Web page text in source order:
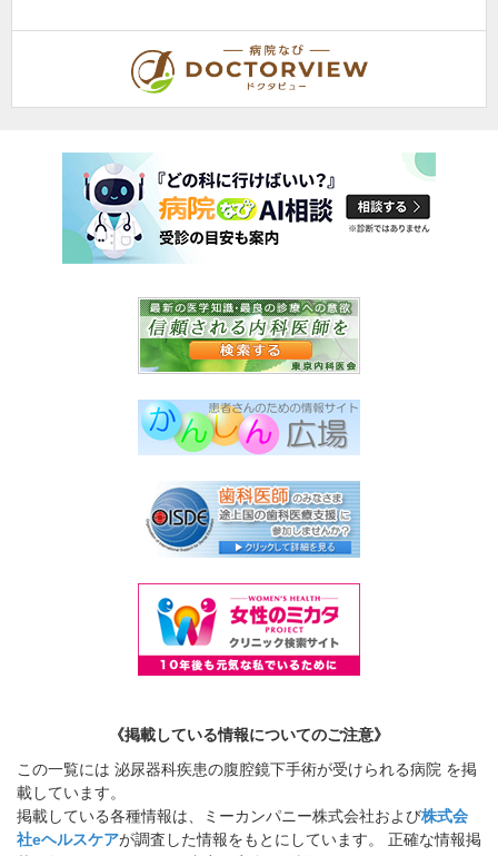
《掲載している情報についてのご注意》
この一覧には 泌尿器科疾患の腹腔鏡下手術が受けられる病院 を掲
載しています。
掲載している各種情報は、ミーカンパニー株式会社および株式会
社eヘルスケアが調査した情報をもとにしています。 正確な情報掲